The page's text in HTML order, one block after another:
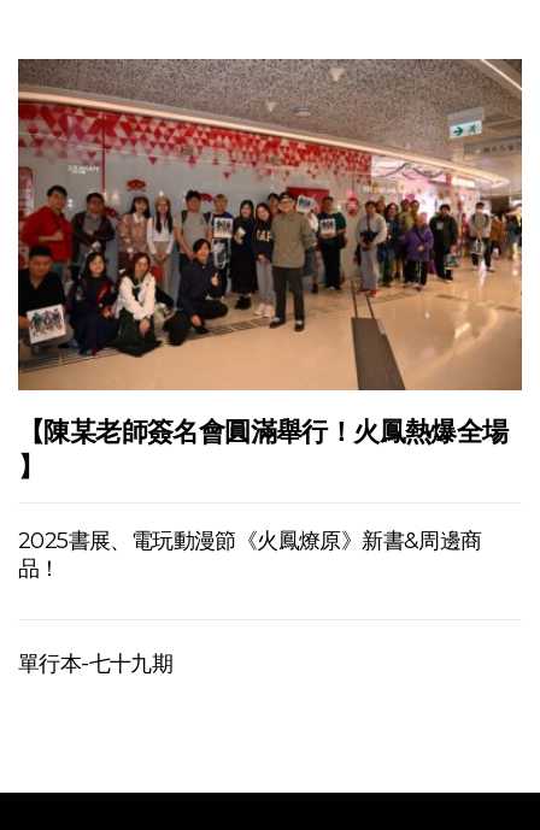
【陳某老師簽名會圓滿舉行！火鳳熱爆全場
】
2025書展、電玩動漫節《火鳳燎原》新書&周邊商
品！
單行本-七十九期